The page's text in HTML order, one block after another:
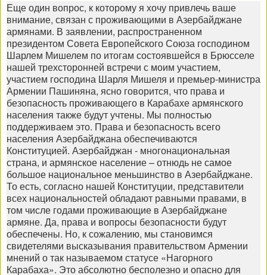
Еще один вопрос, к которому я хочу привлечь ваше
внимание, связан с проживающими в Азербайджане
армянами. В заявлении, распространенном
президентом Совета Европейского Союза господином
Шарлем Мишелем по итогам состоявшейся в Брюсселе
нашей трехсторонней встречи с моим участием,
участием господина Шарля Мишеля и премьер-министра
Армении Пашиняна, ясно говорится, что права и
безопасность проживающего в Карабахе армянского
населения также будут учтены. Мы полностью
поддерживаем это. Права и безопасность всего
населения Азербайджана обеспечиваются
Конституцией. Азербайджан - многонациональная
страна, и армянское население – отнюдь не самое
большое национальное меньшинство в Азербайджане.
То есть, согласно нашей Конституции, представители
всех национальностей обладают равными правами, в
том числе годами проживающие в Азербайджане
армяне. Да, права и вопросы безопасности будут
обеспечены. Но, к сожалению, мы становимся
свидетелями высказывания правительством Армении
мнений о так называемом статусе «Нагорного
Карабаха». Это абсолютно бесполезно и опасно для